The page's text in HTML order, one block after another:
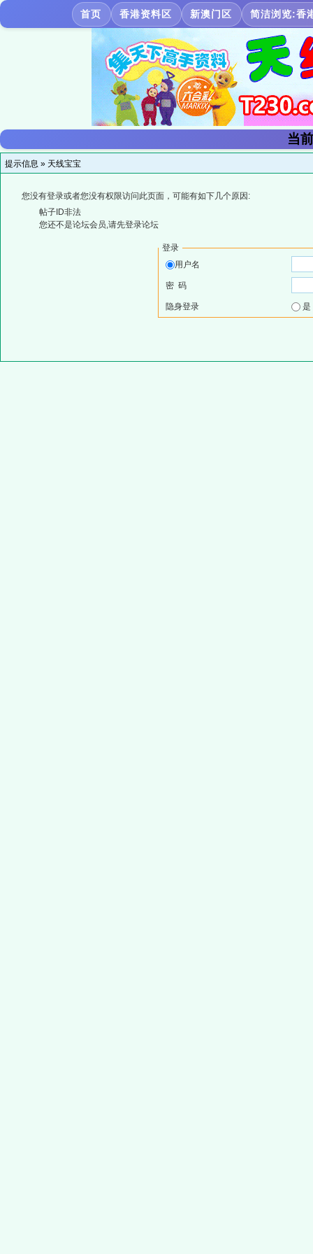
首页 香港资料区 新澳门区 简洁浏览:香
当
提示信息 » 天线宝宝
您没有登录或者您没有权限访问此页面，可能有如下几个原因:
帖子ID非法
您还不是论坛会员,请先登录论坛
登录
用户名
密 码
隐身登录